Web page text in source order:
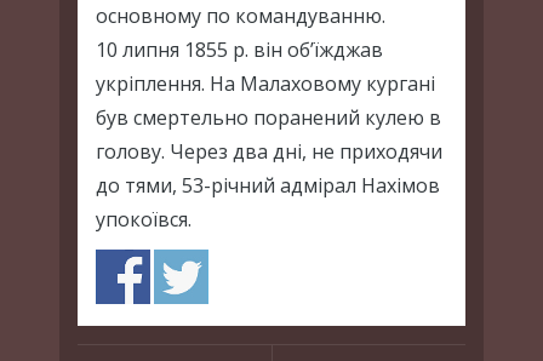
основному по командуванню.
10 липня 1855 р. він об’їжджав
укріплення. На Малаховому кургані
був смертельно поранений кулею в
голову. Через два дні, не приходячи
до тями, 53-річний адмірал Нахімов
упокоївся.